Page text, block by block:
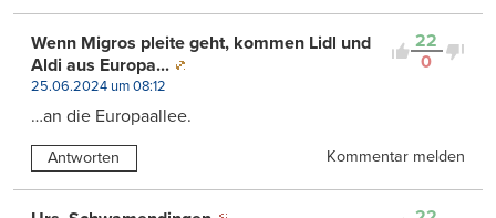
22
0
Wenn Migros pleite geht, kommen Lidl und
Aldi aus Europa...
25.06.2024 um 08:12
…an die Europaallee.
Antworten Kommentar melden